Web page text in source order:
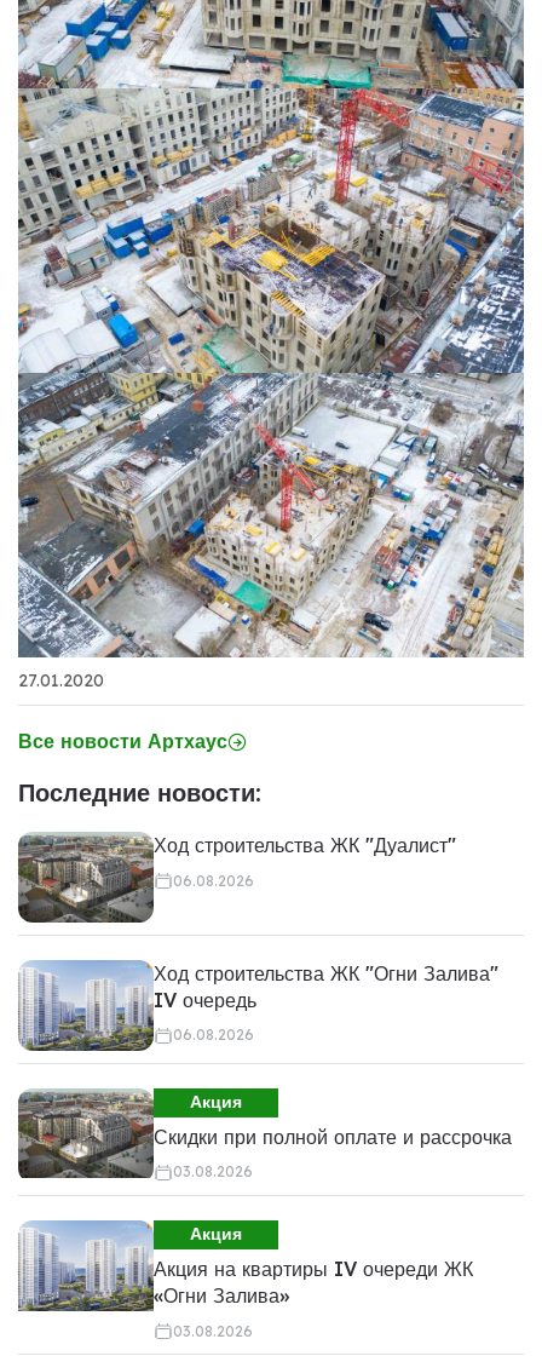
27.01.2020
Все новости Артхаус
Последние новости:
Ход строительства ЖК "Дуалист"
06.08.2026
Ход строительства ЖК "Огни Залива"
IV очередь
06.08.2026
Акция
Скидки при полной оплате и рассрочка
03.08.2026
Акция
Акция на квартиры IV очереди ЖК
«Огни Залива»
03.08.2026